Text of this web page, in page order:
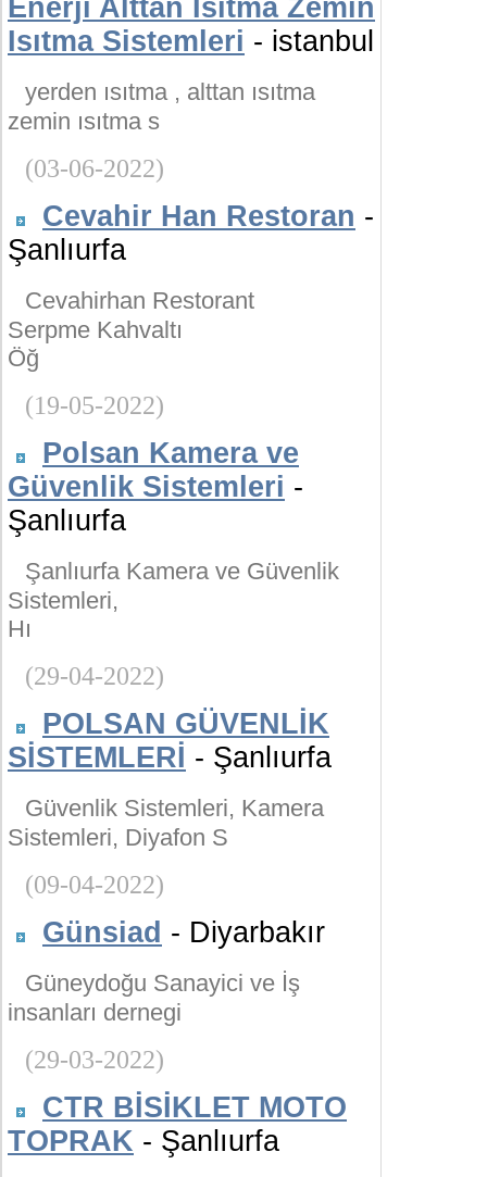
Enerji Alttan Isıtma Zemin
Isıtma Sistemleri - istanbul
yerden ısıtma , alttan ısıtma
zemin ısıtma s
(03-06-2022)
Cevahir Han Restoran -
Şanlıurfa
Cevahirhan Restorant
Serpme Kahvaltı
Öğ
(19-05-2022)
Polsan Kamera ve
Güvenlik Sistemleri -
Şanlıurfa
Şanlıurfa Kamera ve Güvenlik
Sistemleri,
Hı
(29-04-2022)
POLSAN GÜVENLİK
SİSTEMLERİ - Şanlıurfa
Güvenlik Sistemleri, Kamera
Sistemleri, Diyafon S
(09-04-2022)
Günsiad - Diyarbakır
Güneydoğu Sanayici ve İş
insanları dernegi
(29-03-2022)
CTR BİSİKLET MOTO
TOPRAK - Şanlıurfa